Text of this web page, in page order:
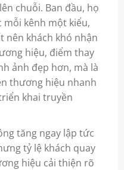
chuỗi. Ban đầu, họ
mỗi kênh một kiểu,
nên khách khó nhận
hiệu, điểm thay
ảnh đẹp hơn, mà là
thương hiệu nhanh
khai truyền
tăng ngay lập tức
tỷ lệ khách quay
hiệu cải thiện rõ